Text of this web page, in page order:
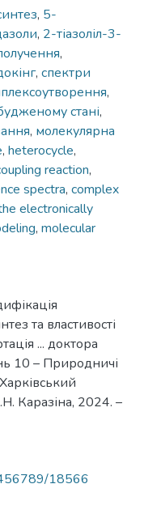
, 5-
, 2-тіазоліл-3-
,
, спектри
,
стані,
, молекулярна
, heterocycle,
reaction,
spectra, complex
electronically
, molecular
та властивості
... доктора
10 – Природничі
Каразіна, 2024. –
18566